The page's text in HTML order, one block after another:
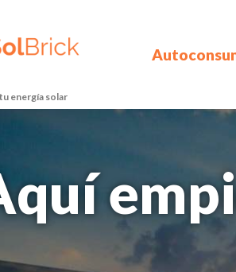
tu energía solar